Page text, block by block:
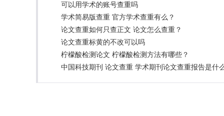
可以用学术的账号查重吗
学术简易版查重 官方学术查重有么？
论文查重如何只查正文 论文怎么查重？
论文查重标黄的不改可以吗
柠檬酸检测论文 柠檬酸检测方法有哪些？
中国科技期刊 论文查重 学术期刊论文查重报告是什